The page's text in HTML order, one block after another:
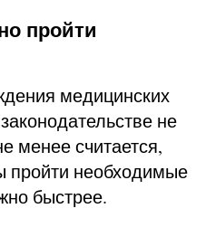
пройти
медицинских
не
менее считается,
пройти необходимые
быстрее.